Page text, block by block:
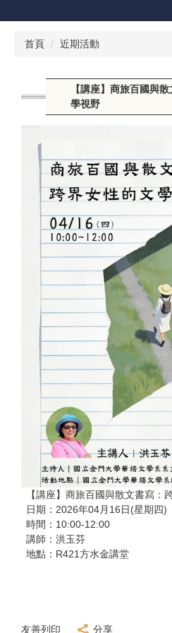
到
首頁 近期活動
【講座】商旅百國與
學視野
【講座】商旅百國與散文書寫：
日期：2026年04月16日(星期四)
時間：10:00-12:00
講師：洪玉芬
地點：R421方水金講堂
友善列印 分享